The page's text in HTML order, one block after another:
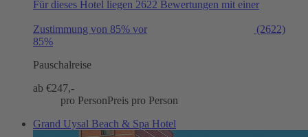
Für dieses Hotel liegen 2622 Bewertungen mit einer
Zustimmung von 85% vor
(2622)
85%
Pauschalreise
ab €247,-
pro PersonPreis pro Person
Grand Uysal Beach & Spa Hotel